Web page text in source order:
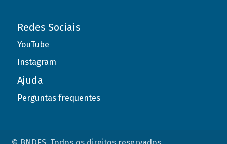
Redes Sociais
YouTube
Instagram
Ajuda
Perguntas frequentes